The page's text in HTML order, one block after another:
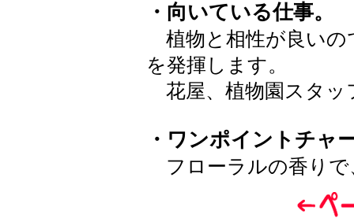
・向いている仕事。
植物と相性が良いの
を発揮します。
花屋、植物園スタッ
・ワンポイントチャ
フローラルの香りで